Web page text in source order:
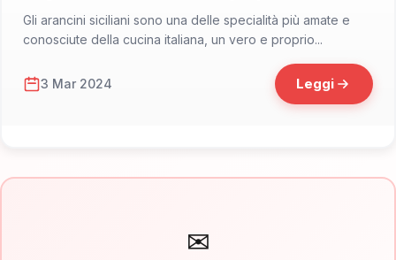
Gli arancini siciliani sono una delle specialità più amate e
conosciute della cucina italiana, un vero e proprio...
3 Mar 2024 Leggi
✉